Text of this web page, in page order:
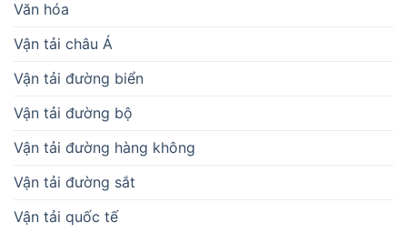
Văn hóa
Vận tải châu Á
Vận tải đường biển
Vận tải đường bộ
Vận tải đường hàng không
Vận tải đường sắt
Vận tải quốc tế